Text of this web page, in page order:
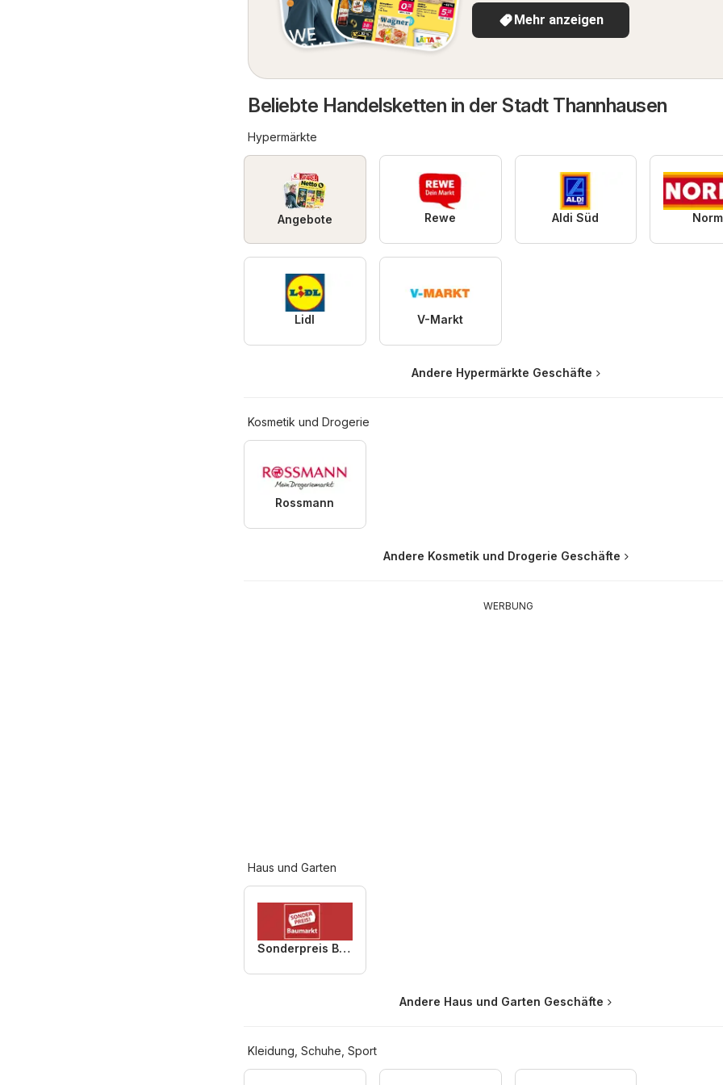
Mehr anzeigen
Beliebte Handelsketten in der Stadt Thannhausen
Hypermärkte
Angebote Rewe Aldi Süd
Lidl V-Markt
Andere Hypermärkte Geschäfte
Kosmetik und Drogerie
Rossmann
Andere Kosmetik und Drogerie Geschäfte
WERBUNG
Haus und Garten
Sonderpreis Baumarkt
Andere Haus und Garten Geschäfte
Kleidung, Schuhe, Sport